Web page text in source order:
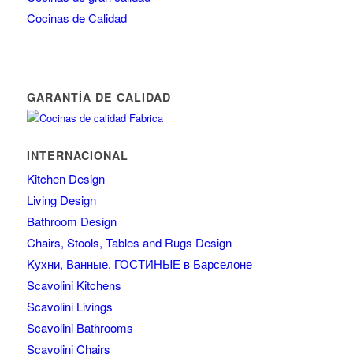
Cocinas de Calidad
GARANTÍA DE CALIDAD
INTERNACIONAL
Kitchen Design
Living Design
Bathroom Design
Chairs, Stools, Tables and Rugs Design
Kухни, Ванные, ГОСТИНЫЕ в Барселоне
Scavolini Kitchens
Scavolini Livings
Scavolini Bathrooms
Scavolini Chairs